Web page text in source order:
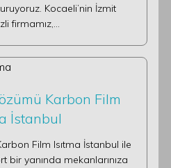
Kocaeli’nin İzmit
firmamız,…
Karbon Film
İstanbul
Film Isıtma İstanbul ile
bir yanında mekanlarınıza